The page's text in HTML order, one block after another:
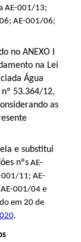
AE-001/13;
AE-001/06;
no ANEXO I
na Lei
Água
53.364/12,
as
e substitui
nºsAE-
11; AE-
001/04 e
em 20 de
.